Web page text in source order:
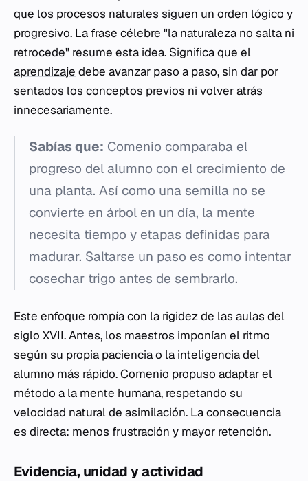
que los procesos naturales siguen un orden lógico y
progresivo. La frase célebre "la naturaleza no salta ni
retrocede" resume esta idea. Significa que el
aprendizaje debe avanzar paso a paso, sin dar por
sentados los conceptos previos ni volver atrás
innecesariamente.
Sabías que: Comenio comparaba el
progreso del alumno con el crecimiento de
una planta. Así como una semilla no se
convierte en árbol en un día, la mente
necesita tiempo y etapas definidas para
madurar. Saltarse un paso es como intentar
cosechar trigo antes de sembrarlo.
Este enfoque rompía con la rigidez de las aulas del
siglo XVII. Antes, los maestros imponían el ritmo
según su propia paciencia o la inteligencia del
alumno más rápido. Comenio propuso adaptar el
método a la mente humana, respetando su
velocidad natural de asimilación. La consecuencia
es directa: menos frustración y mayor retención.
Evidencia, unidad y actividad